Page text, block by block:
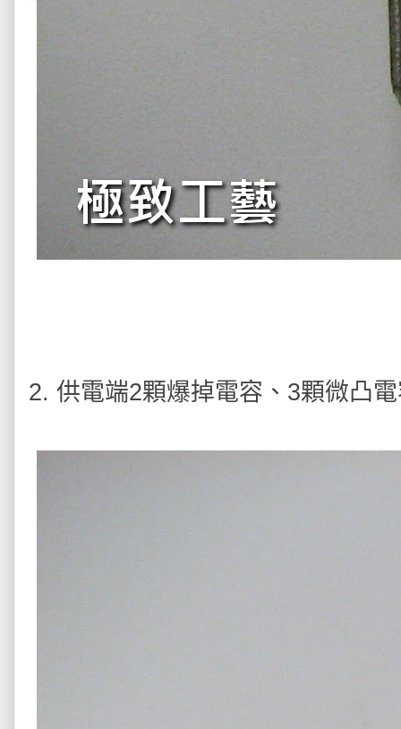
2. 供電端2顆爆掉電容、3顆微凸